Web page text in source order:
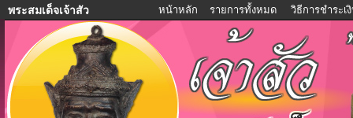
พระสมเด็จเจ้าสัว หน้าหลัก รายการทั้งหมด วิธีการชำระเ